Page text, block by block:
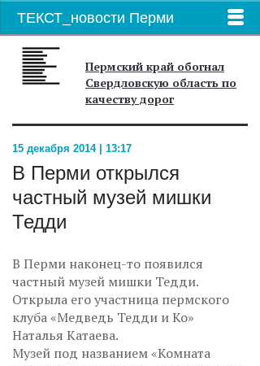
ТЕКСТ_новости Перми
Пермский край обогнал
Свердловскую область по
качеству дорог
15 декабря 2014 | 13:17
В Перми открылся
частный музей мишки
Тедди
В Перми наконец-то появился
частный музей мишки Тедди.
Открыла его участница пермского
клуба «Медведь Тедди и Ко»
Наталья Катаева.
Музей под названием «Комната